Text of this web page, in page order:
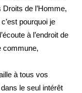
de l’Homme,
pourquoi je
à l’endroit de
commune,
à tous vos
le seul intérêt